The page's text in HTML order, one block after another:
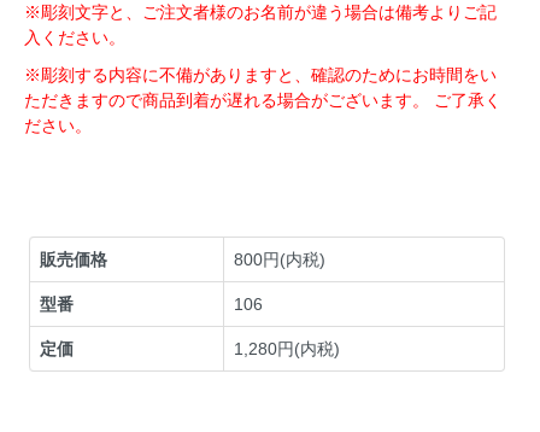
※彫刻文字と、ご注文者様のお名前が違う場合は備考よりご記
入ください。
※彫刻する内容に不備がありますと、確認のためにお時間をい
ただきますので商品到着が遅れる場合がございます。 ご了承く
ださい。
販売価格 800円(内税)
型番 106
定価 1,280円(内税)